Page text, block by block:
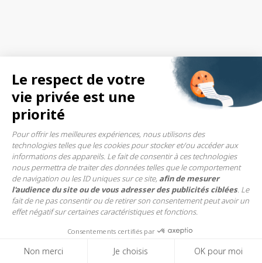
Le respect de votre
vie privée est une
priorité
Pour offrir les meilleures expériences, nous utilisons des
technologies telles que les cookies pour stocker et/ou accéder aux
informations des appareils. Le fait de consentir à ces technologies
nous permettra de traiter des données telles que le comportement
de navigation ou les ID uniques sur ce site, afin de mesurer
l'audience du site ou de vous adresser des publicités ciblées. Le
fait de ne pas consentir ou de retirer son consentement peut avoir un
effet négatif sur certaines caractéristiques et fonctions.
Consentements certifiés par
Non merci Je choisis OK pour moi